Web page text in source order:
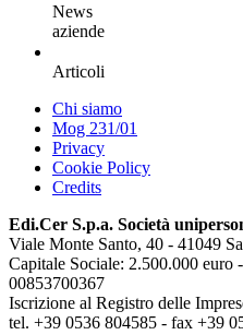
News
aziende
Articoli
Chi siamo
Mog 231/01
Privacy
Cookie Policy
Credits
Edi.Cer S.p.a. Società
Viale Monte Santo, 40 - 41049
Capitale Sociale: 2.500.000 euro
00853700367
Iscrizione al Registro delle
tel. +39 0536 804585 - fax +39